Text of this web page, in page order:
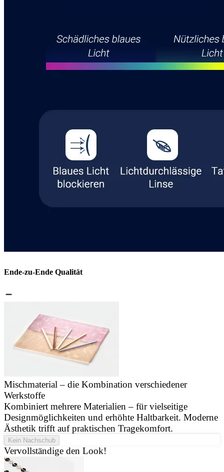
Ende-zu-Ende Qualität
Mischmaterial – die Kombination verschiedener
Werkstoffe
Kombiniert mehrere Materialien – für vielseitige
Designmöglichkeiten und erhöhte Haltbarkeit. Moderne
Ästhetik trifft auf praktischen Tragekomfort.
Kein Nachschub
Vervollständige den Look!